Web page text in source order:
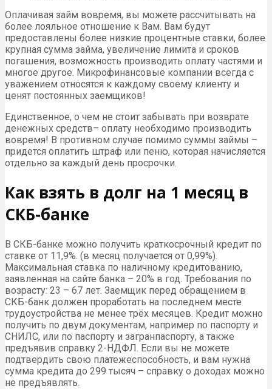
Оплачивая займ вовремя, вы можете рассчитывать на
более лояльное отношение к Вам. Вам будут
предоставлены более низкие процентные ставки, более
крупная сумма займа, увеличение лимита и сроков
погашения, возможность производить оплату частями и
многое другое. Микрофинансовые компании всегда с
уважением относятся к каждому своему клиенту и
ценят постоянных заемщиков!
Единственное, о чем не стоит забывать при возврате
денежных средств– оплату необходимо производить
вовремя! В противном случае помимо суммы займы –
придется оплатить штраф или пеню, которая начисляется
отдельно за каждый день просрочки.
Как взять в долг на 1 месяц в
СКБ-банке
В СКБ-банке можно получить краткосрочный кредит по
ставке от 11,9%. (в месяц получается от 0,99%).
Максимальная ставка по наличному кредитованию,
заявленная на сайте банка – 20% в год. Требования по
возрасту: 23 – 67 лет. Заемщик перед обращением в
СКБ-банк должен проработать на последнем месте
трудоустройства не менее трёх месяцев. Кредит можно
получить по двум документам, например по паспорту и
СНИЛС, или по паспорту и загранпаспорту, а также
предъявив справку 2-НДФЛ. Если вы не можете
подтвердить свою платежеспособность, и вам нужна
сумма кредита до 299 тысяч – справку о доходах можно
не предъявлять.